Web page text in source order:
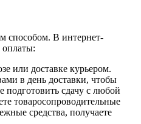
способом. В интернет-
оплаты:
или доставке курьером.
в день доставки, чтобы
подготовить сдачу с любой
товаросопроводительные
средства, получаете